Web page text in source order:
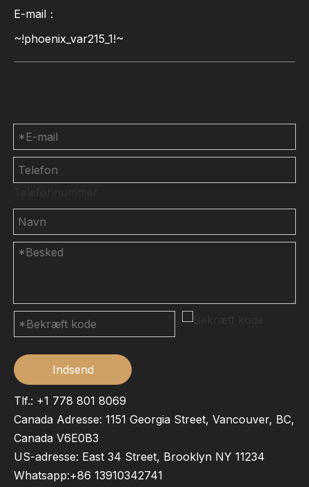
E-mail：
~!phoenix_var215_1!~
Indsend
Tlf.: +1 778 801 8069
Canada Adresse: 1151 Georgia Street, Vancouver, BC,
Canada V6E0B3
US-adresse: East 34 Street, Brooklyn NY 11234
Whatsapp:+86 13910342741